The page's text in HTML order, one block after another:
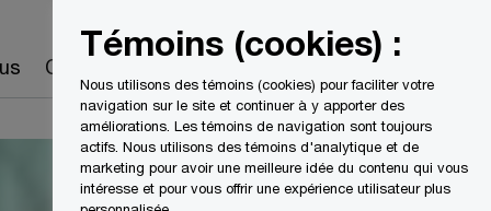
Carrières Recherche
Témoins (cookies) :
Nous utilisons des témoins (cookies) pour faciliter votre
navigation sur le site et continuer à y apporter des
améliorations. Les témoins de navigation sont toujours
actifs. Nous utilisons des témoins d'analytique et de
marketing pour avoir une meilleure idée du contenu qui vous
intéresse et pour vous offrir une expérience utilisateur plus